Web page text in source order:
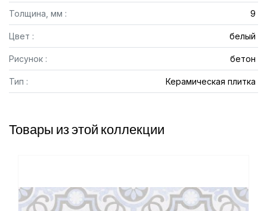
Толщина, мм : 9
Цвет : белый
Рисунок : бетон
Тип : Керамическая плитка
Товары из этой коллекции